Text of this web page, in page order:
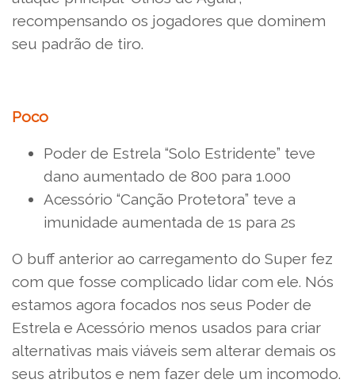
recompensando os jogadores que dominem
seu padrão de tiro.
Poco
Poder de Estrela “Solo Estridente” teve
dano aumentado de 800 para 1.000
Acessório “Canção Protetora” teve a
imunidade aumentada de 1s para 2s
O buff anterior ao carregamento do Super fez
com que fosse complicado lidar com ele. Nós
estamos agora focados nos seus Poder de
Estrela e Acessório menos usados para criar
alternativas mais viáveis sem alterar demais os
seus atributos e nem fazer dele um incomodo.